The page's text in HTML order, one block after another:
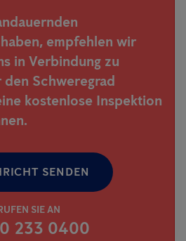
empfehlen wir
in Verbindung zu
Schweregrad
kostenlose Inspektion
SENDEN
SIE AN
233 0400